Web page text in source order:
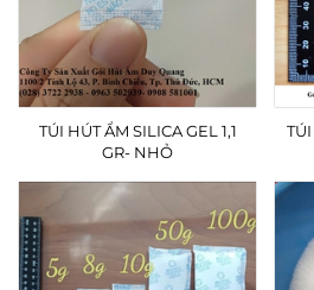
TÚI HÚT ẨM SILICA GEL 1,1
GR- NHỎ
TÚI HÚT ẨM SILICA GEL 5GR